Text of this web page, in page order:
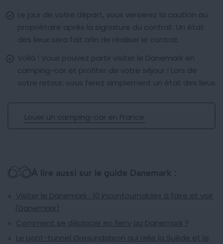
Le jour de votre départ, vous verserez la caution au
propriétaire après la signature du contrat. Un état
des lieux sera fait afin de réaliser le contrat.
Voilà ! Vous pouvez partir visiter le Danemark en
camping-car et profiter de votre séjour ! Lors de
votre retour, vous ferez simplement un état des lieux.
Louer un camping-car en France
À lire aussi sur le guide Danemark :
Visiter le Danemark : 10 incontournables à faire et voir
(Danemark)
Comment se déplacer en ferry au Danemark ?
Le pont-tunnel Øresundsbron qui relie la Suède et le